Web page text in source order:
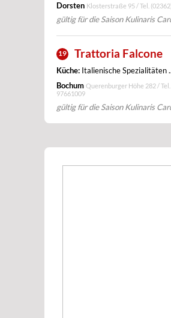
Dorsten Klosterstraße 95 / Tel.
gültig für die Saison Kulinaris
19 Trattoria Falcone
Küche: Italienische Spezialitäten
Bochum Querenburger Höhe 282 / Tel.
97661009
gültig für die Saison Kulinaris